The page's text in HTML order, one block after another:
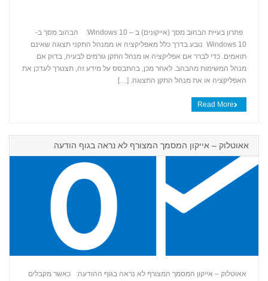
+
פתרון בעיית הבהוב מסך (אייקונים) ב – Windows 10: הבהוב מסך ב-
Windows 10 נובע בדרך כלל מאפליקציה או ממנהל התקני תצוגה שאינם
תואמים. כדי לברר אם אפליקציה או מנהל התקן גורמים לבעיה, בדוק אם
מנהל המשימות מהבהב. לאחר מכן, בהתבסס על מידע זה, תצטרך לעדכן את
האפליקציה או את מנהל התקן התצוגה. […]
Read More
אאוטלוק – אייקון המסמך המצורף לא נראה בגוף הודעה
אאוטלוק – אייקון המסמך המצורף לא נראה בגוף ההודעה: כאשר מקבלים